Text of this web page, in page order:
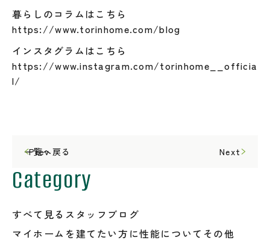
暮らしのコラムはこちら
https://www.torinhome.com/blog
インスタグラムはこちら
https://www.instagram.com/torinhome__officia
l/
一覧へ戻る
Prev Next
Category
すべて見る スタッフブログ
マイホームを建てたい方に性能について その他